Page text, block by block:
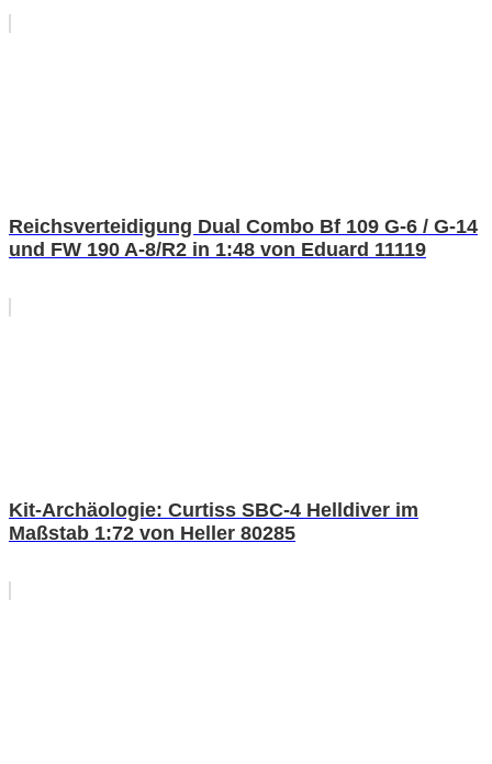
Reichsverteidigung Dual Combo Bf 109 G-6 / G-14
und FW 190 A-8/R2 in 1:48 von Eduard 11119
Kit-Archäologie: Curtiss SBC-4 Helldiver im
Maßstab 1:72 von Heller 80285